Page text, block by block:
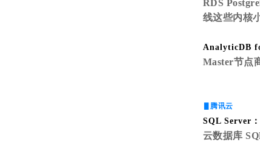
RDS
线这些内核
AnalyticDB
Master节点
▋腾讯云
SQL Server：
云数据库